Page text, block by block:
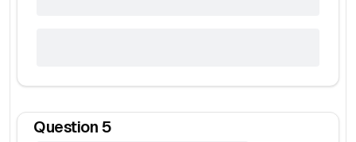
Question 5